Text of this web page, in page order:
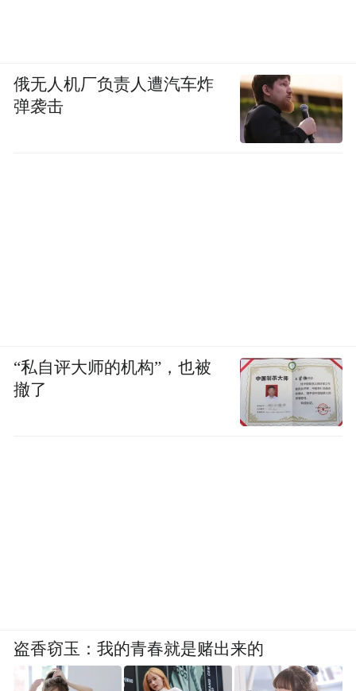
俄无人机厂负责人遭汽车炸
弹袭击
“私自评大师的机构”，也被
撤了
盗香窃玉：我的青春就是赌出来的